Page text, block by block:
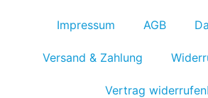
Impressum AGB
Versand & Zahlung
Vertrag widerrufen